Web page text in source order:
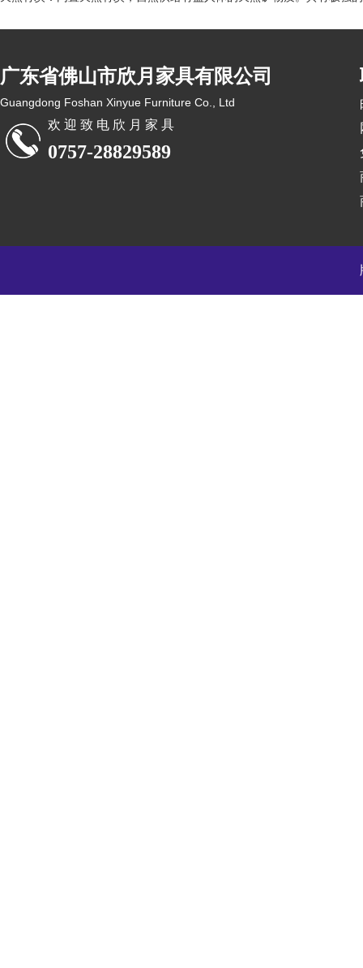
广东省佛山市欣月家具有限公司
Guangdong Foshan Xinyue Furniture Co., Ltd
欢 迎 致 电 欣 月 家 具
0757-28829589